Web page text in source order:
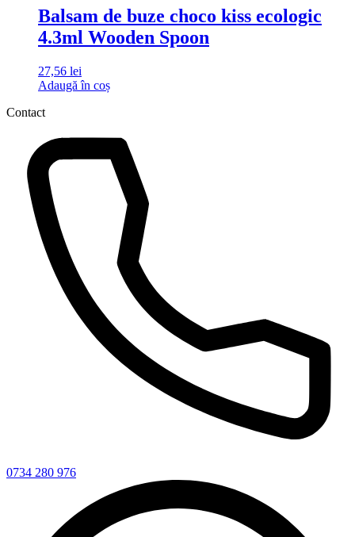
Balsam de buze choco kiss ecologic
4.3ml Wooden Spoon
27,56 lei
Adaugă în coș
Contact
0734 280 976